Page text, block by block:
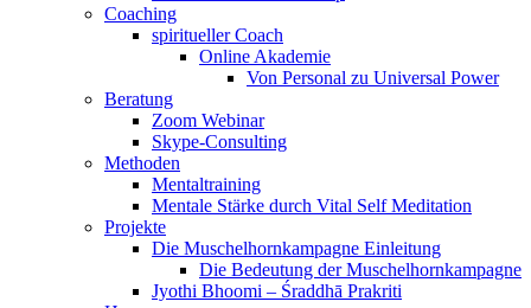
Coaching
spiritueller Coach
Online Akademie
Von Personal zu Universal Power
Beratung
Zoom Webinar
Skype-Consulting
Methoden
Mentaltraining
Mentale Stärke durch Vital Self Meditation
Projekte
Die Muschelhornkampagne Einleitung
Die Bedeutung der Muschelhornkampagne
Jyothi Bhoomi – Śraddhā Prakriti